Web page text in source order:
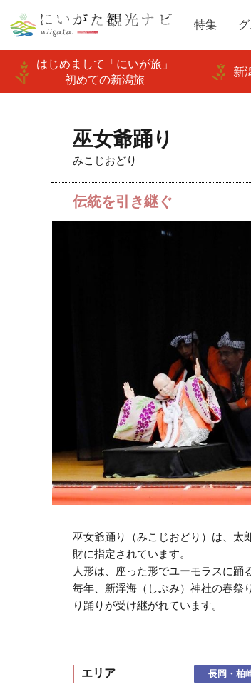
特集
はじめまして「にいが旅」
初めての新潟旅
新
巫女爺踊り
みこじおどり
伝統を引き継ぐ
巫女爺踊り（みこじおどり）は、太
財に指定されています。
人形は、座った形でユーモラスに踊
毎年、新浮海（しぶみ）神社の春祭
り踊りが受け継がれています。
エリア 長岡・柏